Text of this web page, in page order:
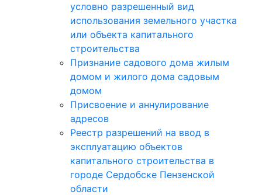
условно разрешенный вид
использования земельного участка
или объекта капитального
строительства
Признание садового дома жилым
домом и жилого дома садовым
домом
Присвоение и аннулирование
адресов
Реестр разрешений на ввод в
эксплуатацию объектов
капитального строительства в
городе Сердобске Пензенской
области